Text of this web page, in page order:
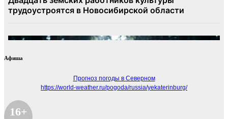
Афиша
Прогноз погоды в Северном
https://world-weather.ru/pogoda/russia/yekaterinburg/
16+